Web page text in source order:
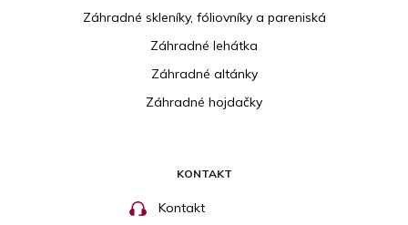
Záhradné skleníky, fóliovníky a pareniská
Záhradné lehátka
Záhradné altánky
Záhradné hojdačky
KONTAKT
Kontakt